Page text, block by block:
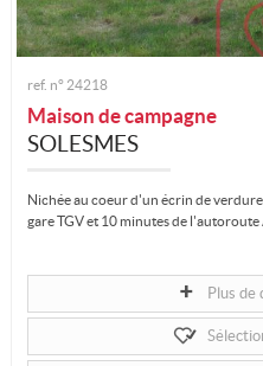
ref. n° 24218
Maison de campagne
SOLESMES
Nichée au coeur d'un écrin de
gare TGV et 10 minutes de l'autoroute
Plus de